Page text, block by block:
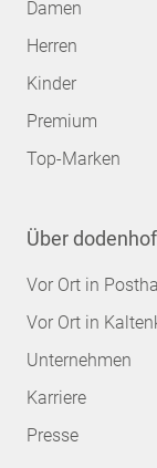
Damen
Herren
Kinder
Premium
Top-Marken
Über dodenhof
Vor Ort in
Vor Ort in
Unternehmen
Karriere
Presse